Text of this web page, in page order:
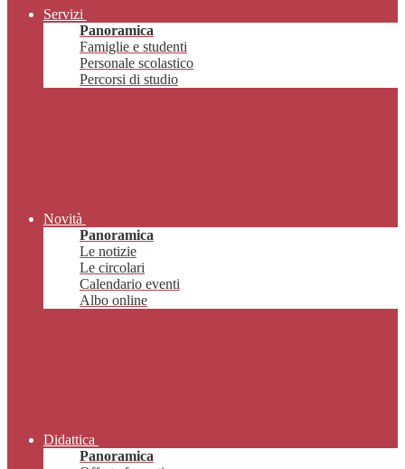
Servizi
Panoramica
Famiglie e studenti
Personale scolastico
Percorsi di studio
Novità
Panoramica
Le notizie
Le circolari
Calendario eventi
Albo online
Didattica
Panoramica